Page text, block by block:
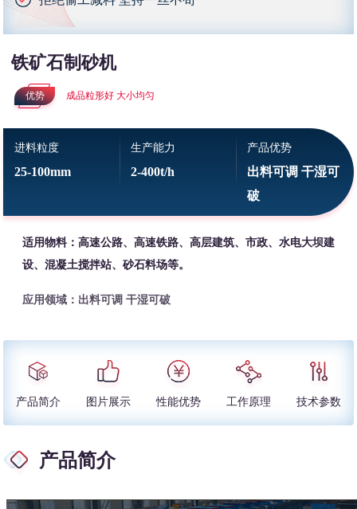
铁矿石制砂机
优势 成品粒形好 大小均匀
进料粒度
25-100mm
生产能力
2-400t/h
产品优势
出料可调 干湿可
破
适用物料：高速公路、高速铁路、高层建筑、市政、水电大坝建
设、混凝土搅拌站、砂石料场等。
应用领域：出料可调 干湿可破
产品简介 图片展示 性能优势 工作原理 技术参数
产品简介